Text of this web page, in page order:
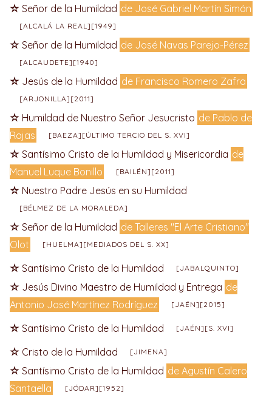
Señor de la Humildad de José Gabriel Martín Simón
[ALCALÁ LA REAL][1949]
Señor de la Humildad de José Navas Parejo-Pérez
[ALCAUDETE][1940]
Jesús de la Humildad de Francisco Romero Zafra
[ARJONILLA][2011]
Humildad de Nuestro Señor Jesucristo de Pablo de
Rojas
[BAEZA][ÚLTIMO TERCIO DEL S. XVI]
Santísimo Cristo de la Humildad y Misericordia de
Manuel Luque Bonillo
[BAILÉN][2011]
Nuestro Padre Jesús en su Humildad
[BÉLMEZ DE LA MORALEDA]
Señor de la Humildad de Talleres "El Arte Cristiano"
Olot
[HUELMA][MEDIADOS DEL S. XX]
Santísimo Cristo de la Humildad [JABALQUINTO]
Jesús Divino Maestro de Humildad y Entrega de
Antonio José Martínez Rodríguez
[JAÉN][2015]
Santísimo Cristo de la Humildad [JAÉN][S. XVI]
Cristo de la Humildad [JIMENA]
Santísimo Cristo de la Humildad de Agustín Calero
Santaella
[JÓDAR][1952]